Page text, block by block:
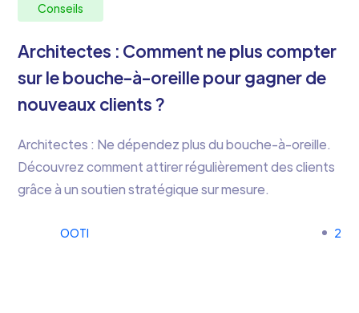
Conseils
Architectes : Comment ne plus compter
sur le bouche-à-oreille pour gagner de
nouveaux clients ?
Architectes : Ne dépendez plus du bouche-à-oreille.
Découvrez comment attirer régulièrement des clients
grâce à un soutien stratégique sur mesure.
OOTI 2